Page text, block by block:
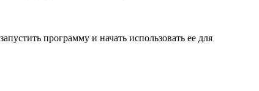
программу и начать использовать ее для